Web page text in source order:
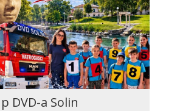
DVD-a Solin